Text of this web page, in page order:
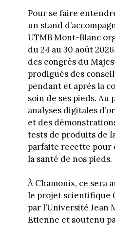
Pour se faire
un stand
UTMB Mont-Blanc
du 24 au 30 août
des congrès du
prodigués des
pendant et après la
soin de ses pieds. Au
analyses digitales
et des
tests de produits de
parfaite recette pour
la santé de nos pieds.
À Chamonix, ce sera
le projet scientifique
par l’Université Jean
Etienne et soutenu